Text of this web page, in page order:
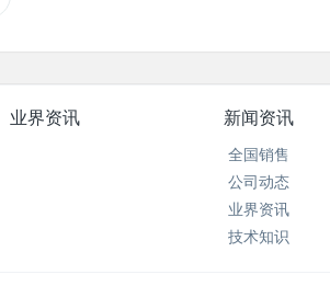
业界资讯 新闻资讯
全国销售
公司动态
业界资讯
技术知识